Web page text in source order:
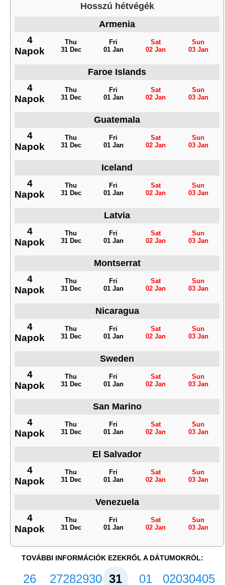
Hosszú hétvégék
Armenia
4
Napok
Thu
31 Dec
Fri
01 Jan
Sat
02 Jan
Sun
03 Jan
Faroe Islands
4
Napok
Thu
31 Dec
Fri
01 Jan
Sat
02 Jan
Sun
03 Jan
Guatemala
4
Napok
Thu
31 Dec
Fri
01 Jan
Sat
02 Jan
Sun
03 Jan
Iceland
4
Napok
Thu
31 Dec
Fri
01 Jan
Sat
02 Jan
Sun
03 Jan
Latvia
4
Napok
Thu
31 Dec
Fri
01 Jan
Sat
02 Jan
Sun
03 Jan
Montserrat
4
Napok
Thu
31 Dec
Fri
01 Jan
Sat
02 Jan
Sun
03 Jan
Nicaragua
4
Napok
Thu
31 Dec
Fri
01 Jan
Sat
02 Jan
Sun
03 Jan
Sweden
4
Napok
Thu
31 Dec
Fri
01 Jan
Sat
02 Jan
Sun
03 Jan
San Marino
4
Napok
Thu
31 Dec
Fri
01 Jan
Sat
02 Jan
Sun
03 Jan
El Salvador
4
Napok
Thu
31 Dec
Fri
01 Jan
Sat
02 Jan
Sun
03 Jan
Venezuela
4
Napok
Thu
31 Dec
Fri
01 Jan
Sat
02 Jan
Sun
03 Jan
TOVÁBBI INFORMÁCIÓK EZEKRŐL A DÁTUMOKRÓL:
26 2728293031 01 02030405